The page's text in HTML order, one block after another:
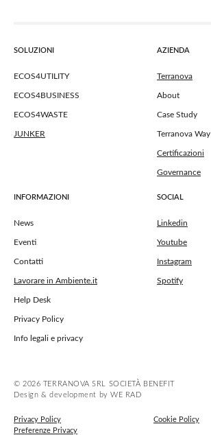
SOLUZIONI
ECOS4UTILITY
ECOS4BUSINESS
ECOS4WASTE
JUNKER
AZIENDA
Terranova
About
Case Study
Terranova Way
Certificazioni
Governance
INFORMAZIONI
News
Eventi
Contatti
Lavorare in Ambiente.it
Help Desk
Privacy Policy
Info legali e privacy
SOCIAL
Linkedin
Youtube
Instagram
Spotify
© 2026 TERRANOVA SRL SOCIETÀ BENEFIT
Design & development by WE RAD
Privacy Policy
Cookie Policy
Preferenze Privacy